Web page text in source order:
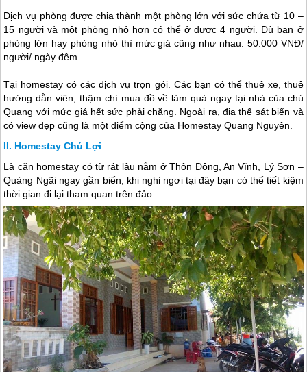
Dịch vụ phòng được chia thành một phòng lớn với sức chứa từ 10 –
15 người và một phòng nhỏ hơn có thể ở được 4 người. Dù bạn ở
phòng lớn hay phòng nhỏ thì mức giá cũng như nhau: 50.000 VNĐ/
người/ ngày đêm.
Tại homestay có các dịch vụ trọn gói. Các bạn có thể thuê xe, thuê
hướng dẫn viên, thậm chí mua đồ về làm quà ngay tại nhà của chú
Quang với mức giá hết sức phải chăng. Ngoài ra, địa thế sát biển và
có view đẹp cũng là một điểm cộng của Homestay Quang Nguyên.
Homestay Chú Lợi
Là căn homestay có từ rát lâu nằm ở Thôn Đông, An Vĩnh, Lý Sơn –
Quảng Ngãi ngay gần biển, khi nghỉ ngơi tại đây bạn có thể tiết kiệm
thời gian đi lại tham quan trên đảo.